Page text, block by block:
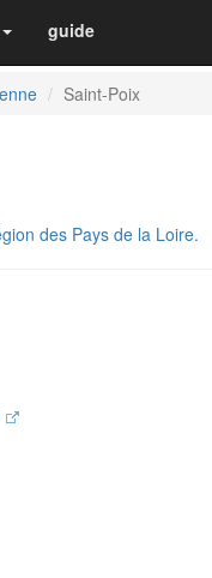
guide
Saint-Poix
des Pays de la Loire.